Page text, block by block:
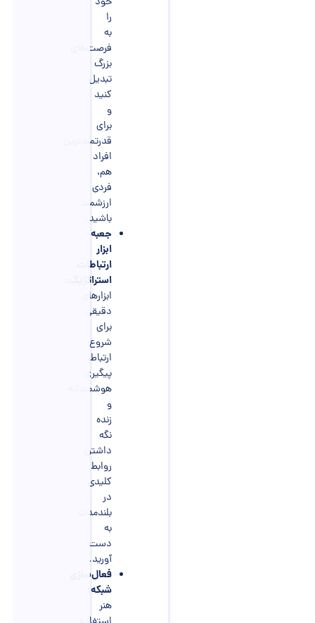
را
به
فرصت‌های
بزرگ
تبدیل
کنید
و
برای
قدرتمندترین
افراد
هم،
فردی
ارزشمند
باشید.
جعبه
ابزار
ارتباطات
استراتژیک:
ابزارهای
دقیقی
برای
شروع
ارتباط،
پیگیری
هوشمندانه
و
زنده
نگه
داشتن
روابط
کلیدی
در
بلندمدت
به
دست
آورید.
فعال‌سازی
شبکه:
هنر